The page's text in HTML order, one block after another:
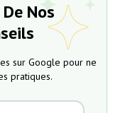
Nos
sur Google pour ne
pratiques.